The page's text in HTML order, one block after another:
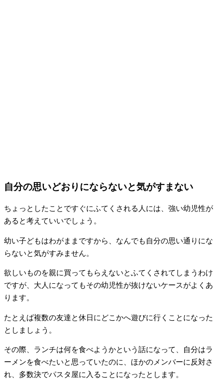
自分の思いどおりにならないと気がすまない
ちょっとしたことですぐにふてくされる人には、強い幼児性が
あると考えていいでしょう。
幼い子どもはわがままですから、なんでも自分の思い通りにな
らないと気がすみません。
欲しいものを親に買ってもらえないとふてくされてしまうわけ
ですが、大人になってもその幼児性が抜けないケースがよくあ
ります。
たとえば複数の友達と休日にどこかへ遊びに行くことになった
としましょう。
その際、ランチは何を食べようかという話になって、自分はラ
ーメンを食べたいと思っていたのに、ほかのメンバーに反対さ
れ、多数決でパスタ屋に入ることになったとします。